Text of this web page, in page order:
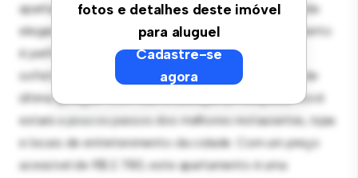
fotos e detalhes deste imóvel
para aluguel
Cadastre-se
agora
apartamento de 1 quartos oferece um espaço de vida
elegante e aconchegante. O layout em conceito aberto
é perfeito para receber convidados, e a cozinha
sofisticada está equipada com eletrodomésticos de
última geração. Com sua localização privilegiada, você
estará a poucos passos dos melhores restaurantes, lojas
e locais de entretenimento da cidade. Com um preço
acessível de R$ 2.780, este apartamento é uma